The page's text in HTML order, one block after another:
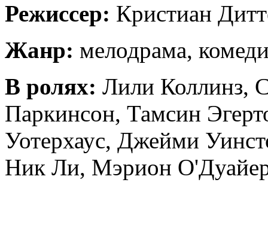
Режиссер: Кристиан
Жанр: мелодрама,
В ролях: Лили Коллинз,
Паркинсон, Тамсин
Уотерхаус, Джейми
Ник Ли, Мэрион